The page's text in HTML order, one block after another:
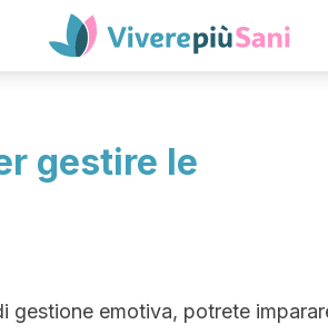
gestire le
gestione emotiva, potrete